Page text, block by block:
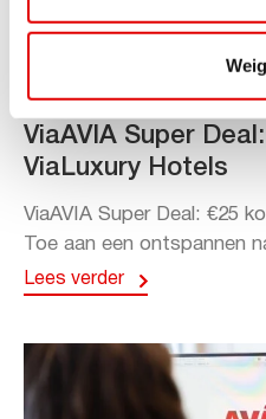
ViaAVIA Super
ViaLuxury Hotels
ViaAVIA Super Deal: €25
Toe aan een ontspannen
Lees verder